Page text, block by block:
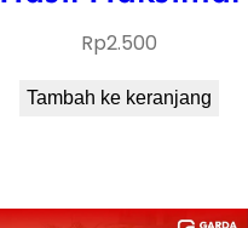
Rp2.500
Tambah ke keranjang